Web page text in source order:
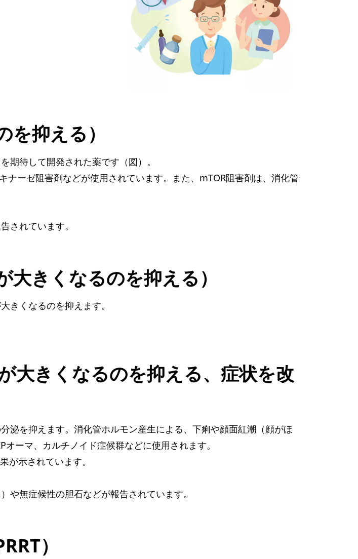
抑える）
期待して開発された薬です（図）。
ーゼ阻害剤などが使用されています。また、mTOR阻害剤は、消化管
されています。
きくなるのを抑える）
きくなるのを抑えます。
大きくなるのを抑える、症状を改
泌を抑えます。消化管ホルモン産生による、下痢や顔面紅潮（顔がほ
ーマ、カルチノイド症候群などに使用されます。
が示されています。
や無症候性の胆石などが報告されています。
）